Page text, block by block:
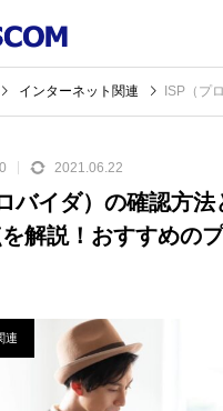
インターネット関連 ISP（プロバイダ）の確認
2021.06.22
バイダ）の確認方法
解説！おすすめの
連